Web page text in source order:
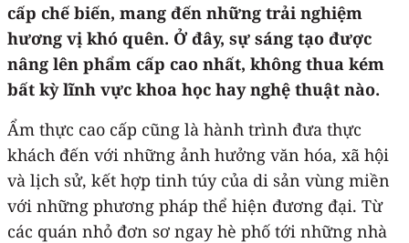
cấp chế biến, mang đến những trải nghiệm
hương vị khó quên. Ở đây, sự sáng tạo được
nâng lên phẩm cấp cao nhất, không thua kém
bất kỳ lĩnh vực khoa học hay nghệ thuật nào.
Ẩm thực cao cấp cũng là hành trình đưa thực
khách đến với những ảnh hưởng văn hóa, xã hội
và lịch sử, kết hợp tinh túy của di sản vùng miền
với những phương pháp thể hiện đương đại. Từ
các quán nhỏ đơn sơ ngay hè phố tới những nhà